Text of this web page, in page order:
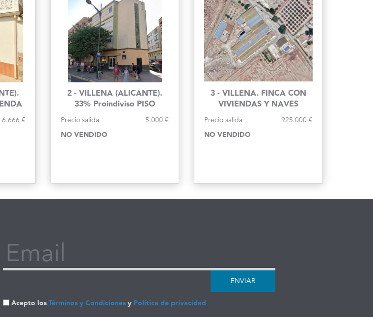
6.666 €
2 - VILLENA (ALICANTE).
33% Proindiviso PISO
Precio salida 5.000 €
NO VENDIDO
3 - VILLENA. FINCA CON
VIVIENDAS Y NAVES
Precio salida 925.000 €
NO VENDIDO
Email
ENVIAR
Acepto losTérminos y CondicionesyPolítica de privacidad